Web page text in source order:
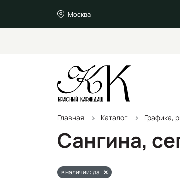
Москва
Главная Каталог Графика,
Сангина,
в наличии: да